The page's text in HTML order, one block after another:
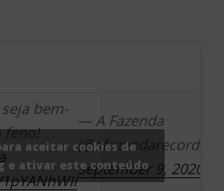
bem-
feno!
— A Fazenda
(@afazendarecord)
September 9, 2020
aceitar cookies de
e ativar este conteúdo